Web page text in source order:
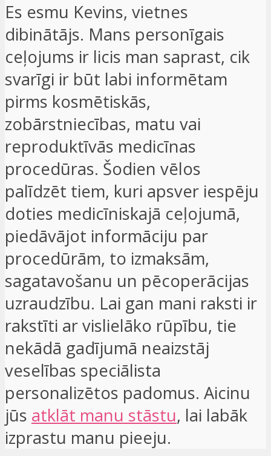
Es esmu Kevins, vietnes
dibinātājs. Mans personīgais
ceļojums ir licis man saprast, cik
svarīgi ir būt labi informētam
pirms kosmētiskās,
zobārstniecības, matu vai
reproduktīvās medicīnas
procedūras. Šodien vēlos
palīdzēt tiem, kuri apsver iespēju
doties medicīniskajā ceļojumā,
piedāvājot informāciju par
procedūrām, to izmaksām,
sagatavošanu un pēcoperācijas
uzraudzību. Lai gan mani raksti ir
rakstīti ar vislielāko rūpību, tie
nekādā gadījumā neaizstāj
veselības speciālista
personalizētos padomus. Aicinu
jūs atklāt manu stāstu, lai labāk
izprastu manu pieeju.